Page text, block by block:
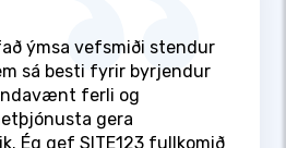
ýmsa vefsmiði stendur
sá besti fyrir byrjendur
ferli og
gera
Ég gef SITE123 fullkomið